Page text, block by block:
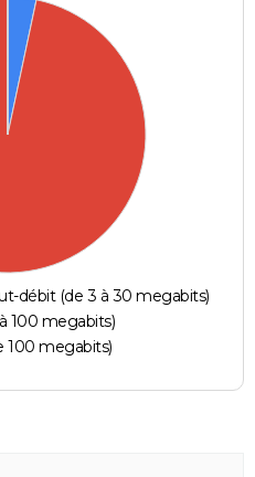
débit (de 3 à 30 megabits)
100 megabits)
100 megabits)